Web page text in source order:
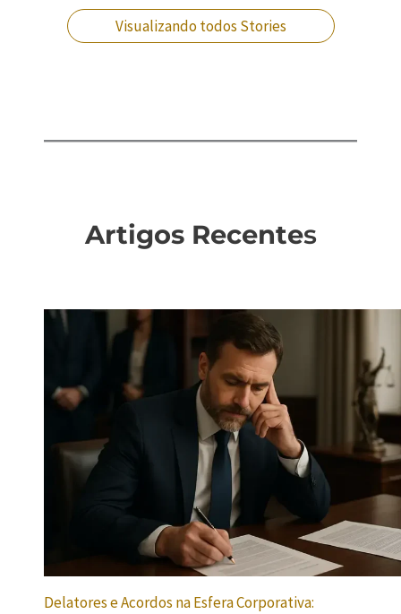
Visualizando todos Stories
Artigos Recentes
Delatores e Acordos na Esfera Corporativa: